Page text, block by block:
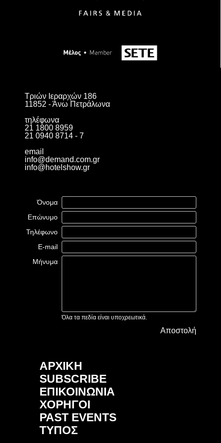
Τριών Ιεραρχών 186
11852 - Άνω Πετράλωνα
τηλέφωνα
21 1800 8959
21 0940 8714 - 7
email
info@demand.com.gr
info@hotelshow.gr
Όνομα
Επώνυμο
Τηλέφωνο
E-mail
Μήνυμα
Όλα τα πεδία είναι υποχρεωτικά.
Αποστολή
ΑΡΧΙΚΗ
SUBSCRIBE
ΕΠΙΚΟΙΝΩΝΙΑ
ΧΟΡΗΓΟΙ
PAST EVENTS
ΤΥΠΟΣ